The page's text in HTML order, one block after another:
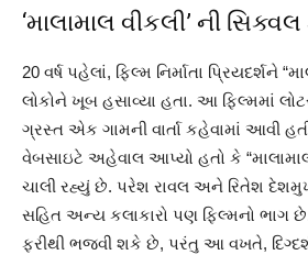
‘માલામાલ વીકલી’ ની
20 વર્ષ પહેલાં, ફિલ્મ નિર્માતા પ્રિયદર્શને
લોકોને ખૂબ હસાવ્યા હતા. આ ફિલ્મમાં
ગ્રસ્ત એક ગામની વાર્તા કહેવામાં આવી
વેબસાઇટે અહેવાલ આપ્યો હતો કે
ચાલી રહ્યું છે. પરેશ રાવલ અને રિતેશ
સહિત અન્ય કલાકારો પણ ફિલ્મનો ભાગ
ફરીથી ભજવી શકે છે, પરંતુ આ વખતે,